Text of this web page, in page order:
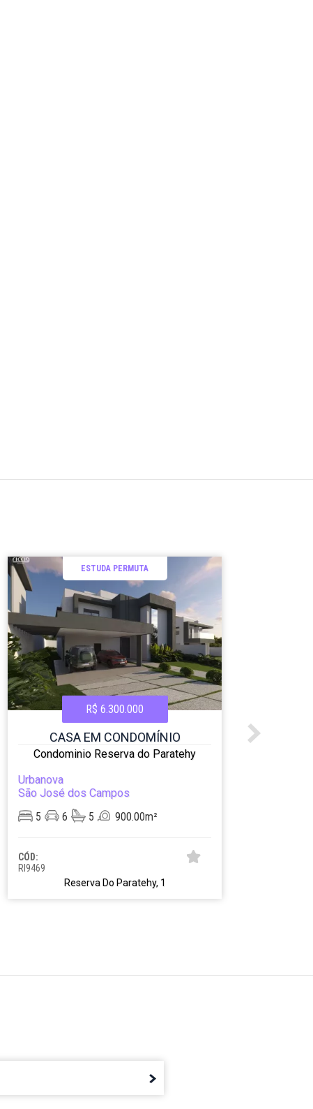
ESTUDA PERMUTA
R$ 6.300.000
CASA EM CONDOMÍNIO
Condominio Reserva do Paratehy
Urbanova
São José dos Campos
5
6 5 900.00m²
CÓD:
RI9469
Reserva Do Paratehy, 1